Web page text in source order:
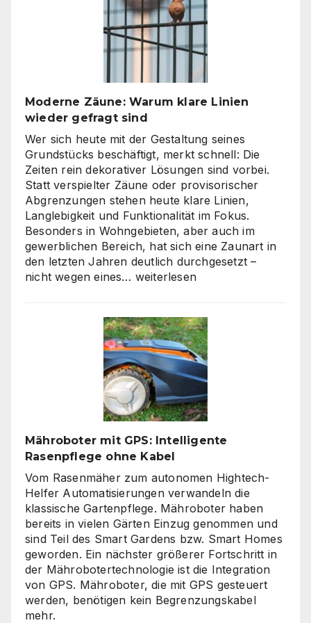
Produktion?
finden
Unternehmen
Weg
zu
skalierbarem
Video-
Content
Moderne Zäune: Warum klare Linien
wieder gefragt sind
Wer sich heute mit der Gestaltung seines
Grundstücks beschäftigt, merkt schnell: Die
Zeiten rein dekorativer Lösungen sind vorbei.
Statt verspielter Zäune oder provisorischer
Abgrenzungen stehen heute klare Linien,
Langlebigkeit und Funktionalität im Fokus.
Besonders in Wohngebieten, aber auch im
gewerblichen Bereich, hat sich eine Zaunart in
den letzten Jahren deutlich durchgesetzt –
nicht wegen eines… Moderne
klare
Linien
wieder
gefragt
sind
weiterlesen
Mähroboter mit GPS: Intelligente
Rasenpflege ohne Kabel
Vom Rasenmäher zum autonomen Hightech-
Helfer Automatisierungen verwandeln die
klassische Gartenpflege. Mähroboter haben
bereits in vielen Gärten Einzug genommen und
sind Teil des Smart Gardens bzw. Smart Homes
geworden. Ein nächster größerer Fortschritt in
der Mährobotertechnologie ist die Integration
von GPS. Mähroboter, die mit GPS gesteuert
werden, benötigen kein Begrenzungskabel
mehr.